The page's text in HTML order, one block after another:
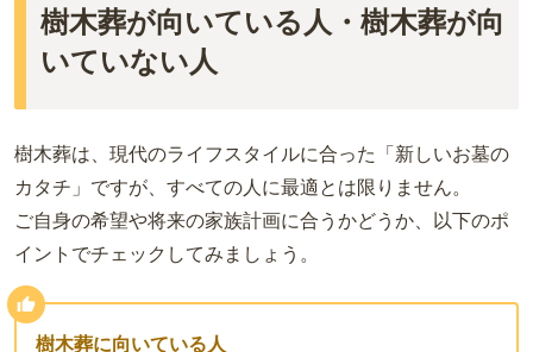
樹木葬が向いている人・樹木葬が向
いていない人
樹木葬は、現代のライフスタイルに合った「新しいお墓の
カタチ」ですが、すべての人に最適とは限りません。
ご自身の希望や将来の家族計画に合うかどうか、以下のポ
イントでチェックしてみましょう。
樹木葬に向いている人